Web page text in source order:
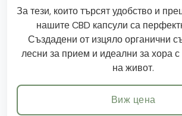
За тези, които търсят удобство и
нашите CBD капсули са
Създадени от изцяло органични
лесни за прием и идеални за хора с
на живот.
Виж цена